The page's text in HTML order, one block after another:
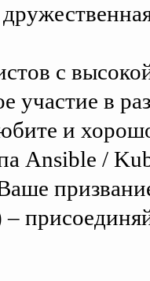
с
участие в
и
Ansible /
–